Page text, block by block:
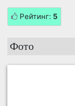
Рейтинг: 5
Фото